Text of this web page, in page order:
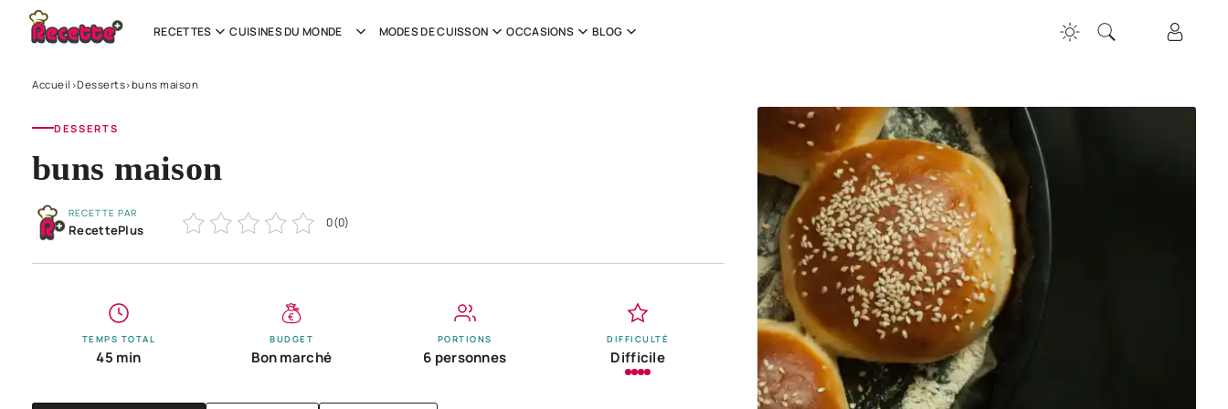
RECETTES CUISINES DU MONDE MODES DE CUISSON OCCASIONS BLOG
Accueil ›Desserts›buns maison
DESSERTS
buns maison
RECETTE PAR
RecettePlus 0(0)
TEMPS TOTAL
45 min
BUDGET
Bon marché
PORTIONS
6 personnes
DIFFICULTÉ
Difficile